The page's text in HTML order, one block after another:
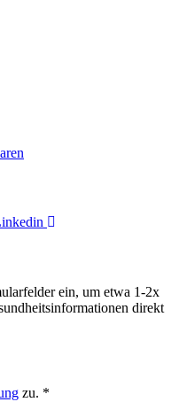
ein, um etwa 1-2x
direkt
zu. *